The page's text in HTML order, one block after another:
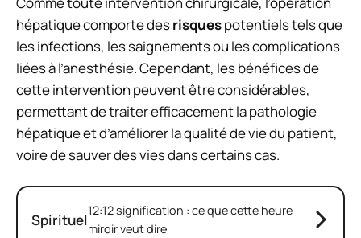
hépatique comporte desrisquespotentiels tels que
les infections, les saignements ou les complications
liées à l’anesthésie. Cependant, les bénéfices de
cette intervention peuvent être considérables,
permettant de traiter efficacement la pathologie
hépatique et d’améliorer la qualité de vie du patient,
voire de sauver des vies dans certains cas.
Spirituel12:12 signification : ce que cette heure
miroir veut dire